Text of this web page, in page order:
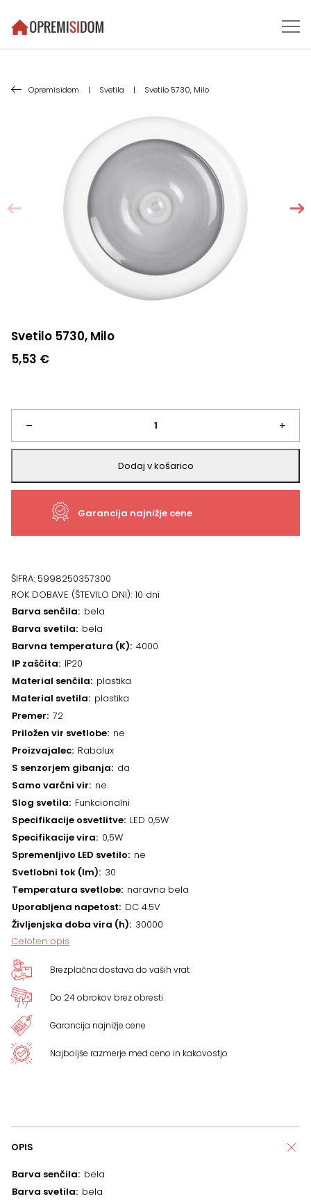
Opremisidom | Svetila | Svetilo 5730, Milo
Svetilo 5730, Milo
5,53 €
–
Svetilo
5730,
Milo
+
Dodaj v košarico
Garancija najnižje cene
ŠIFRA: 5998250357300
ROK DOBAVE (ŠTEVILO DNI): 10 dni
Barva senčila bela
Barva svetila bela
Barvna temperatura (K) 4000
IP zaščita IP20
Material senčila plastika
Material svetila plastika
Premer 72
Priložen vir svetlobe ne
Proizvajalec Rabalux
S senzorjem gibanja da
Samo varčni vir ne
Slog svetila Funkcionalni
Specifikacije osvetlitve LED 0,5W
Specifikacije vira 0,5W
Spremenljivo LED svetilo ne
Svetlobni tok (lm) 30
Temperatura svetlobe naravna bela
Uporabljena napetost DC 4.5V
Življenjska doba vira (h) 30000
Celoten opis
Brezplačna dostava do vaših vrat
Do 24 obrokov brez obresti
Garancija najnižje cene
Najboljše razmerje med ceno in kakovostjo
OPIS
Barva senčila bela
Barva svetila bela